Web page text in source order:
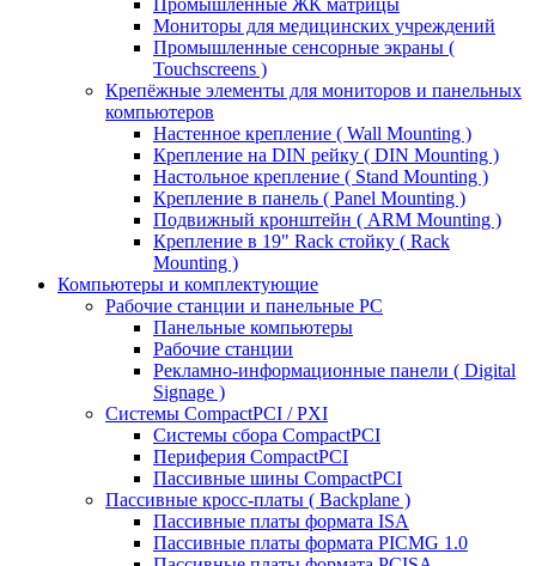
Промышленные ЖК матрицы
Мониторы для медицинских учреждений
Промышленные сенсорные экраны (
Touchscreens )
Крепёжные элементы для мониторов и панельных
компьютеров
Настенное крепление ( Wall Mounting )
Крепление на DIN рейку ( DIN Mounting )
Настольное крепление ( Stand Mounting )
Крепление в панель ( Panel Mounting )
Подвижный кронштейн ( ARM Mounting )
Крепление в 19" Rack стойку ( Rack
Mounting )
Компьютеры и комплектующие
Рабочие станции и панельные РС
Панельные компьютеры
Рабочие станции
Рекламно-информационные панели ( Digital
Signage )
Системы CompactPCI / PXI
Системы сбора CompactPCI
Периферия CompactPCI
Пассивные шины CompactPCI
Пассивные кросс-платы ( Backplane )
Пассивные платы формата ISA
Пассивные платы формата PICMG 1.0